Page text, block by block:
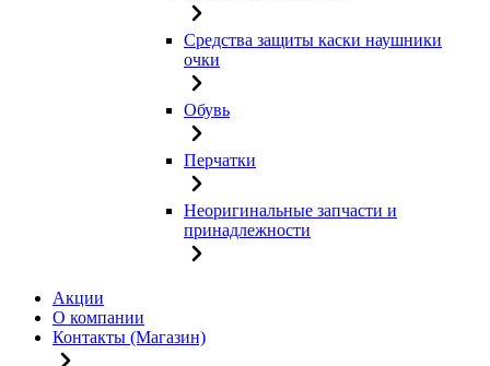
Средства защиты каски наушники
очки
Обувь
Перчатки
Неоригинальные запчасти и
принадлежности
Акции
О компании
Контакты (Магазин)